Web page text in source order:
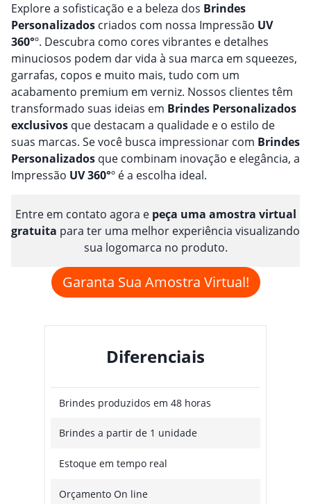
Explore a sofisticação e a beleza dos Brindes
Personalizados criados com nossa Impressão UV
360°º. Descubra como cores vibrantes e detalhes
minuciosos podem dar vida à sua marca em squeezes,
garrafas, copos e muito mais, tudo com um
acabamento premium em verniz. Nossos clientes têm
transformado suas ideias em Brindes Personalizados
exclusivos que destacam a qualidade e o estilo de
suas marcas. Se você busca impressionar com Brindes
Personalizados que combinam inovação e elegância, a
Impressão UV 360°º é a escolha ideal.
Entre em contato agora e peça uma amostra virtual
gratuita para ter uma melhor experiência visualizando
sua logomarca no produto.
Garanta Sua Amostra Virtual!
Diferenciais
Brindes produzidos em 48 horas
Brindes a partir de 1 unidade
Estoque em tempo real
Orçamento On line